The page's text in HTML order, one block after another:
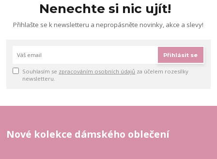
Nenechte si nic ujít!
Přihlašte se k newsletteru a nepropásněte novinky, akce a slevy!
Přihlásit se
Souhlasím se zpracováním osobních údajů za účelem rozesílky
newsletteru.
Nové kolekce dámského oblečení